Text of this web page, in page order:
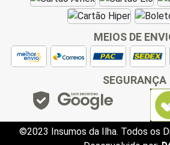
MEIOS DE
SEGURANÇA
©2023 Insumos da Ilha. Todos os